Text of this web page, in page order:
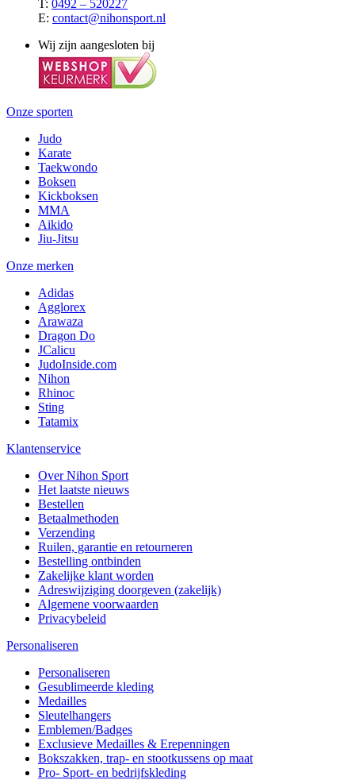
T: 0492 – 520227
E: contact@nihonsport.nl
Wij zijn aangesloten bij
Onze sporten
Judo
Karate
Taekwondo
Boksen
Kickboksen
MMA
Aikido
Jiu-Jitsu
Onze merken
Adidas
Agglorex
Arawaza
Dragon Do
JCalicu
JudoInside.com
Nihon
Rhinoc
Sting
Tatamix
Klantenservice
Over Nihon Sport
Het laatste nieuws
Bestellen
Betaalmethoden
Verzending
Ruilen, garantie en retourneren
Bestelling ontbinden
Zakelijke klant worden
Adreswijziging doorgeven (zakelijk)
Algemene voorwaarden
Privacybeleid
Personaliseren
Personaliseren
Gesublimeerde kleding
Medailles
Sleutelhangers
Emblemen/Badges
Exclusieve Medailles & Erepenningen
Bokszakken, trap- en stootkussens op maat
Pro- Sport- en bedrijfskleding